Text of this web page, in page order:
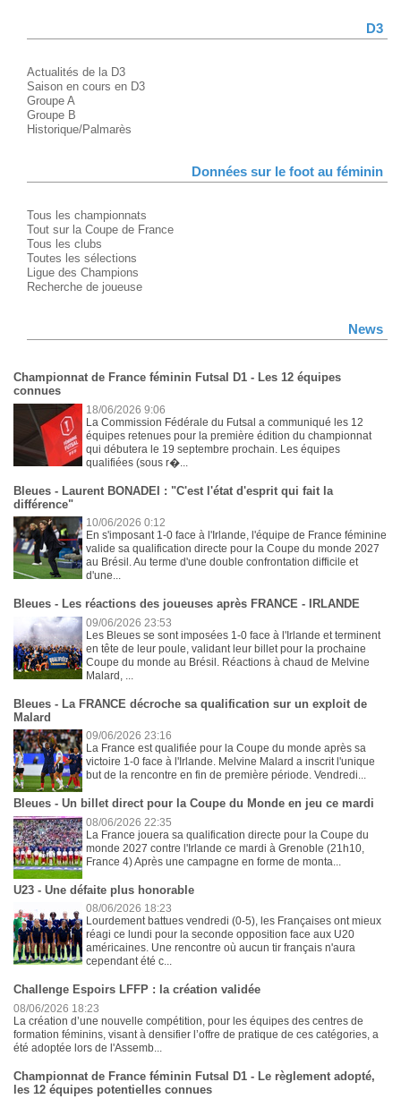
D3
Actualités de la D3
Saison en cours en D3
Groupe A
Groupe B
Historique/Palmarès
Données sur le foot au féminin
Tous les championnats
Tout sur la Coupe de France
Tous les clubs
Toutes les sélections
Ligue des Champions
Recherche de joueuse
News
Championnat de France féminin Futsal D1 - Les 12 équipes
connues
18/06/2026 9:06
La Commission Fédérale du Futsal a communiqué les 12
équipes retenues pour la première édition du championnat
qui débutera le 19 septembre prochain. Les équipes
qualifiées (sous r�...
Bleues - Laurent BONADEI : "C'est l'état d'esprit qui fait la
différence"
10/06/2026 0:12
En s'imposant 1-0 face à l'Irlande, l'équipe de France féminine
valide sa qualification directe pour la Coupe du monde 2027
au Brésil. Au terme d'une double confrontation difficile et
d'une...
Bleues - Les réactions des joueuses après FRANCE - IRLANDE
09/06/2026 23:53
Les Bleues se sont imposées 1-0 face à l'Irlande et terminent
en tête de leur poule, validant leur billet pour la prochaine
Coupe du monde au Brésil. Réactions à chaud de Melvine
Malard, ...
Bleues - La FRANCE décroche sa qualification sur un exploit de
Malard
09/06/2026 23:16
La France est qualifiée pour la Coupe du monde après sa
victoire 1-0 face à l'Irlande. Melvine Malard a inscrit l'unique
but de la rencontre en fin de première période. Vendredi...
Bleues - Un billet direct pour la Coupe du Monde en jeu ce mardi
08/06/2026 22:35
La France jouera sa qualification directe pour la Coupe du
monde 2027 contre l'Irlande ce mardi à Grenoble (21h10,
France 4) Après une campagne en forme de monta...
U23 - Une défaite plus honorable
08/06/2026 18:23
Lourdement battues vendredi (0-5), les Françaises ont mieux
réagi ce lundi pour la seconde opposition face aux U20
américaines. Une rencontre où aucun tir français n'aura
cependant été c...
Challenge Espoirs LFFP : la création validée
08/06/2026 18:23
La création d’une nouvelle compétition, pour les équipes des centres de
formation féminins, visant à densifier l’offre de pratique de ces catégories, a
été adoptée lors de l'Assemb...
Championnat de France féminin Futsal D1 - Le règlement adopté,
les 12 équipes potentielles connues